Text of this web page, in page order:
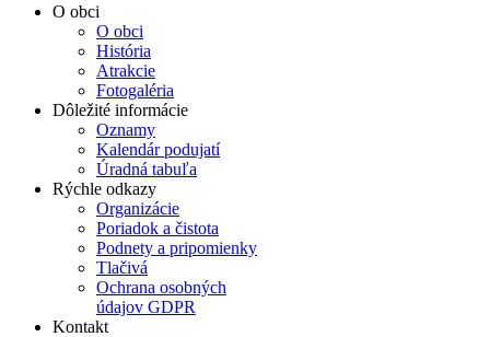
O obci
O obci
História
Atrakcie
Fotogaléria
Dôležité informácie
Oznamy
Kalendár podujatí
Úradná tabuľa
Rýchle odkazy
Organizácie
Poriadok a čistota
Podnety a pripomienky
Tlačivá
Ochrana osobných
údajov GDPR
Kontakt